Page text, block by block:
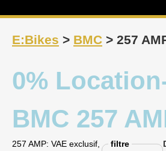
E:Bikes > BMC > 257
0%
BMC 257
257 AMP: VAE exclusif,
filtre